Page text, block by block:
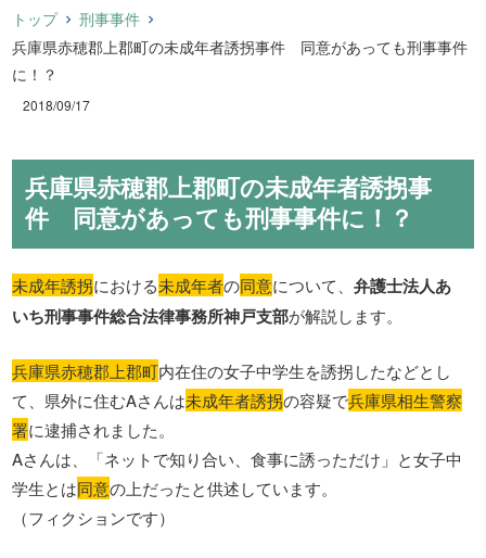
トップ
刑事事件
兵庫県赤穂郡上郡町の未成年者誘拐事件 同意があっても刑事事件
に！？
2018/09/17
兵庫県赤穂郡上郡町の未成年者誘拐事
件 同意があっても刑事事件に！？
未成年誘拐における未成年者の同意について、弁護士法人あ
いち刑事事件総合法律事務所神戸支部が解説します。
兵庫県赤穂郡上郡町内在住の女子中学生を誘拐したなどとし
て、県外に住むAさんは未成年者誘拐の容疑で兵庫県相生警察
署に逮捕されました。
Aさんは、「ネットで知り合い、食事に誘っただけ」と女子中
学生とは同意の上だったと供述しています。
（フィクションです）